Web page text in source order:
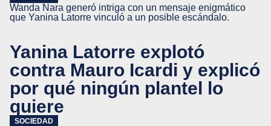
Wanda Nara generó intriga con un mensaje enigmático
que Yanina Latorre vinculó a un posible escándalo.
Yanina Latorre explotó
contra Mauro Icardi y explicó
por qué ningún plantel lo
quiere
SOCIEDAD